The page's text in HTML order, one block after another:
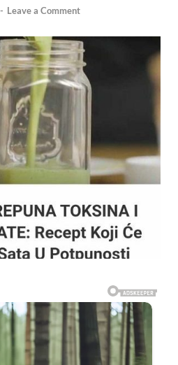
- Leave a Comment